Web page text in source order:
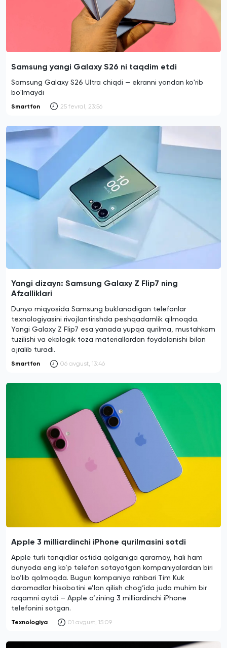
Samsung yangi Galaxy S26 ni taqdim etdi
Samsung Galaxy S26 Ultra chiqdi — ekranni yondan ko'rib
bo'lmaydi
Smartfon 25 fevral, 23:56
Yangi dizayn: Samsung Galaxy Z Flip7 ning
Afzalliklari
Dunyo miqyosida Samsung buklanadigan telefonlar
texnologiyasini rivojlantirishda peshqadamlik qilmoqda.
Yangi Galaxy Z Flip7 esa yanada yupqa qurilma, mustahkam
tuzilishi va ekologik toza materiallardan foydalanishi bilan
ajralib turadi.
Smartfon 06 avgust, 13:46
Apple 3 milliardinchi iPhone qurilmasini sotdi
Apple turli tanqidlar ostida qolganiga qaramay, hali ham
dunyoda eng ko‘p telefon sotayotgan kompaniyalardan biri
bo‘lib qolmoqda. Bugun kompaniya rahbari Tim Kuk
daromadlar hisobotini e’lon qilish chog‘ida juda muhim bir
raqamni aytdi — Apple o‘zining 3 milliardinchi iPhone
telefonini sotgan.
Texnologiya 01 avgust, 15:09